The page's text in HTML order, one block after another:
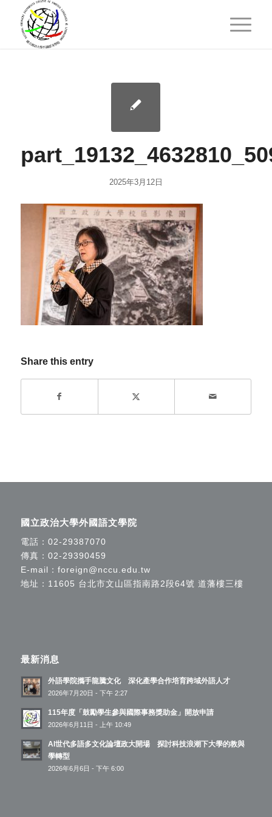
2025年3月12日
Share this entry
國立政治大學外國語文學院
電話： 02-29387070
傳真：02-29390459
E-mail： foreign@nccu.edu.tw
地址：11605 台北市文山區指南路2段64號 道藩樓三樓
最新消息
外語學院攜手龍騰文化 深化產學合作培育跨域外語人才
2026年7月20日 - 下午 2:27
115年度「鼓勵學生參與國際事務獎助金」開放申請
2026年6月11日 - 上午 10:49
AI世代多語多文化論壇政大開場 探討科技浪潮下大學的教與
學轉型
2026年6月6日 - 下午 6:00